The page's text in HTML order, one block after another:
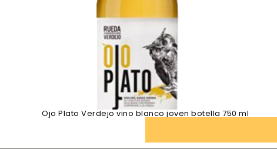
Ojo Plato Verdejo vino blanco joven botella 750 ml